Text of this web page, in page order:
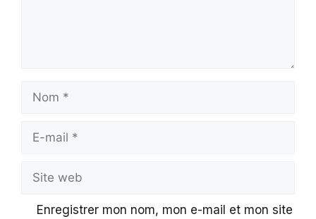
Nom
Site
web
Enregistrer mon nom, mon e-mail et mon site